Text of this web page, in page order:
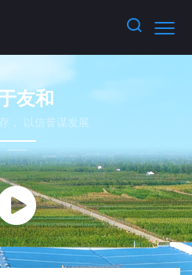
友和
， 以信誉谋发展